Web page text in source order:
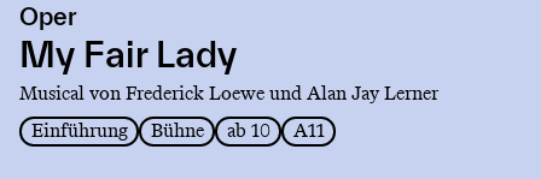
My
Fair
Lady
Oper
My Fair Lady
Musical von Frederick Loewe und Alan Jay Lerner
Einführung
Bühne ab 10 A11